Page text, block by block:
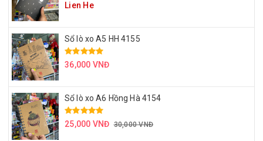
Lien He
Sổ lò xo A5 HH 4155
36,000 VNĐ
Sổ lò xo A6 Hồng Hà 4154
25,000 VNĐ 30,000 VNĐ